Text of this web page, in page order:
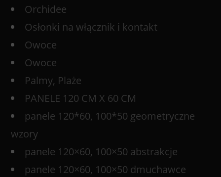
Orchidee
Osłonki na włącznik i kontakt
Owoce
Owoce
Palmy, Plaże
PANELE 120 CM X 60 CM
panele 120*60, 100*50 geometryczne
wzory
panele 120×60, 100×50 abstrakcje
panele 120×60, 100×50 dmuchawce